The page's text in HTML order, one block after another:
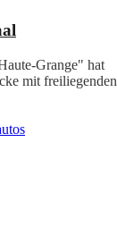
Grange" hat
mit freiliegenden